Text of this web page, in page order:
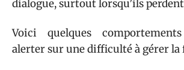
dialogue, surtout lorsqu’ils
Voici quelques
alerter sur une difficulté à gérer